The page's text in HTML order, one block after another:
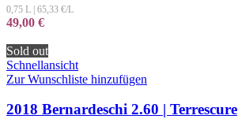
0,75 L | 65,33 €/L
49,00 €
Sold out
Schnellansicht
Zur Wunschliste hinzufügen
2018 Bernardeschi 2.60 | Terrescure